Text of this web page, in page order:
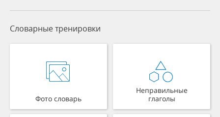
Словарные тренировки
Фото словарь
Неправильные
глаголы